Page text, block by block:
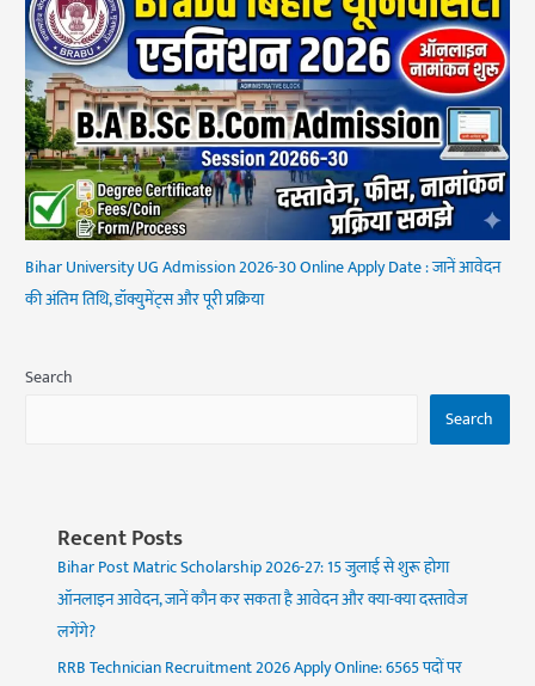
Bihar University UG Admission 2026-30 Online Apply Date : जानें आवेदन
की अंतिम तिथि, डॉक्युमेंट्स और पूरी प्रक्रिया
Search
Search
Recent Posts
Bihar Post Matric Scholarship 2026-27: 15 जुलाई से शुरू होगा
ऑनलाइन आवेदन, जानें कौन कर सकता है आवेदन और क्या-क्या दस्तावेज
लगेंगे?
RRB Technician Recruitment 2026 Apply Online: 6565 पदों पर